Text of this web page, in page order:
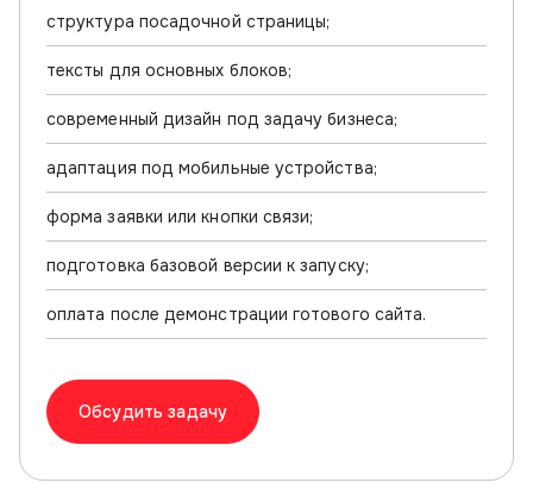
структура посадочной страницы;
тексты для основных блоков;
современный дизайн под задачу бизнеса;
адаптация под мобильные устройства;
форма заявки или кнопки связи;
подготовка базовой версии к запуску;
оплата после демонстрации готового сайта.
Обсудить задачу